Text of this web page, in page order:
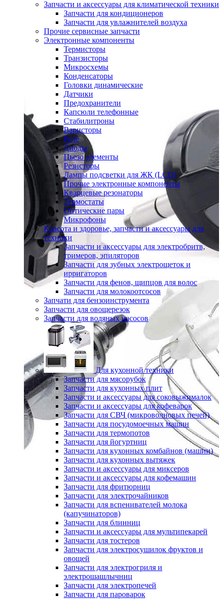
Запчасти и аксессуары для климатической техники
Запчасти для кондиционеров
Запчасти для увлажнителей воздуха
Прочие сервисные запчасти
Электронные компоненты
Термисторы
Транзисторы
Микросхемы
Конденсаторы
Головки динамические
Датчики
Предохранители
Капсюли телефонные
Стабилитроны
Варисторы
Реле
Диоды
Пьезо элементы
Резисторы
Лампы подсветки для ЖК (LCD)
Прочие электронные компоненты
Кварцевые резонаторы
Термостаты
Оптические пары
Микрофоны
Красота и здоровье, запчасти и аксессуары для
техники
Запчасти и аксессуары для электробритв,
тримеров, эпиляторов
Запчасти для зубных электрощеток и
ирригаторов
Запчасти для фенов, щипцов для волос
Запчасти для молокоотсосов
Запчати для бензоинструмента
Запчасти для овощерезок
Запчасти для водяных насосов
Для кухонной техники
Запчасти для мясорубок
Запчасти для кухонных плит
Запчасти и аксессуары для соковыжималок
Запчасти и аксессуары для кофеварок
Запчасти для СВЧ (микроволновых печей)
Запчасти для посудомоечных машин
Запчасти для термопотов
Запчасти для йогуртниц
Запчасти для кухонных комбайнов (машин)
Запчасти для кухонных вытяжек
Запчасти и аксессуары для миксеров
Запчасти и аксессуары для кофемашин
Запчасти для фритюрниц
Запчасти для электрочайников
Запчасти для вспенивателей молока
(капучинаторов)
Запчасти для блинниц
Запчасти и аксессуары для мультипекарей
Запчасти для тостеров
Запчасти для электросушилок фруктов и
овощей
Запчасти для электрогриля и
электрошашлычниц
Запчасти для электропечей
Запчасти для пароварок